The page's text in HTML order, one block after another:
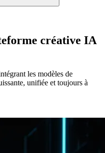
créative IA
les modèles de
unifiée et toujours à